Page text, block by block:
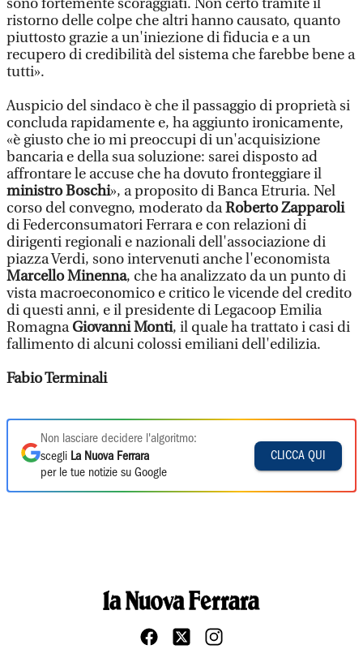
sono fortemente scoraggiati. Non certo tramite il
ristorno delle colpe che altri hanno causato, quanto
piuttosto grazie a un'iniezione di fiducia e a un
recupero di credibilità del sistema che farebbe bene a
tutti».
Auspicio del sindaco è che il passaggio di proprietà si
concluda rapidamente e, ha aggiunto ironicamente,
«è giusto che io mi preoccupi di un'acquisizione
bancaria e della sua soluzione: sarei disposto ad
affrontare le accuse che ha dovuto fronteggiare il
ministro Boschi», a proposito di Banca Etruria. Nel
corso del convegno, moderato daRoberto Zapparoli
di Federconsumatori Ferrara e con relazioni di
dirigenti regionali e nazionali dell'associazione di
piazza Verdi, sono intervenuti anche l'economista
Marcello Minenna, che ha analizzato da un punto di
vista macroeconomico e critico le vicende del credito
di questi anni, e il presidente di Legacoop Emilia
RomagnaGiovanni Monti, il quale ha trattato i casi di
fallimento di alcuni colossi emiliani dell'edilizia.
Fabio Terminali
Non lasciare decidere l'algoritmo:
scegli La Nuova Ferrara
per le tue notizie su Google
CLICCA QUI